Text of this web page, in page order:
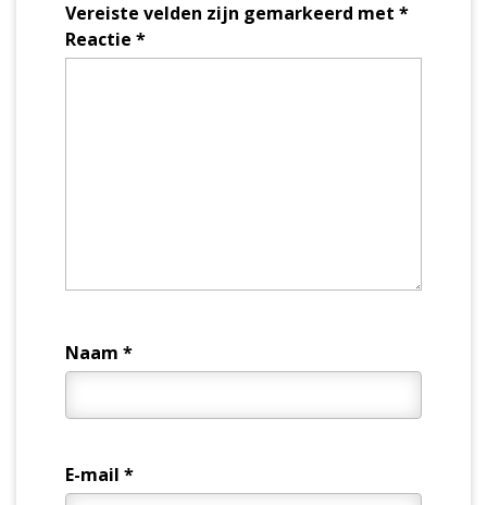
Vereiste velden zijn gemarkeerd met *
Reactie *
Naam *
E-mail *